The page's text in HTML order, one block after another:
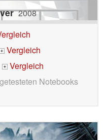
2008
+
Vergleich
+
Vergleich
Notebooks